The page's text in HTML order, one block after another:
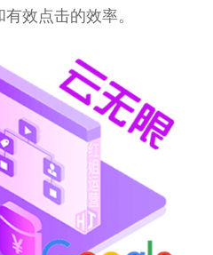
效点击的效率。